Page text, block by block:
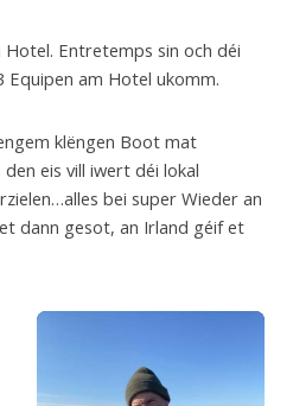
Entretemps sin och déi
Equipen am Hotel ukomm.
klëngen Boot mat
eis vill iwert déi lokal
bei super Wieder an
dann gesot, an Irland géif et